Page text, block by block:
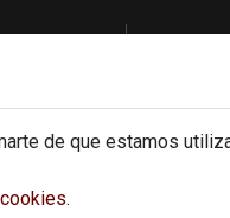
de que estamos